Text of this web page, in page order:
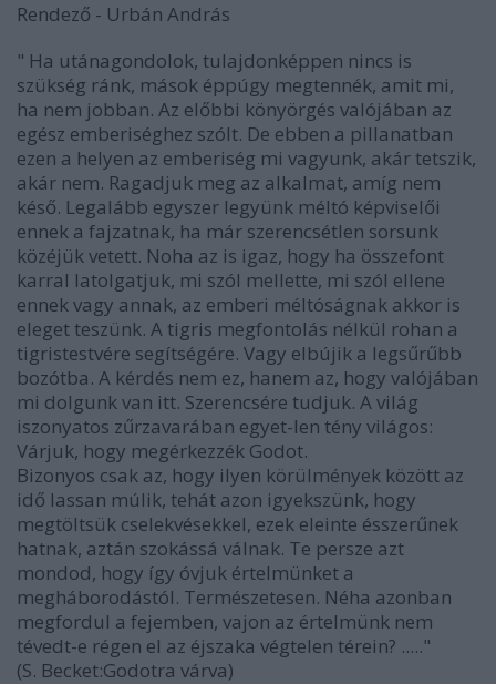
Rendező - Urbán András
" Ha utánagondolok, tulajdonképpen nincs is
szükség ránk, mások éppúgy megtennék, amit mi,
ha nem jobban. Az előbbi könyörgés valójában az
egész emberiséghez szólt. De ebben a pillanatban
ezen a helyen az emberiség mi vagyunk, akár tetszik,
akár nem. Ragadjuk meg az alkalmat, amíg nem
késő. Legalább egyszer legyünk méltó képviselői
ennek a fajzatnak, ha már szerencsétlen sorsunk
közéjük vetett. Noha az is igaz, hogy ha összefont
karral latolgatjuk, mi szól mellette, mi szól ellene
ennek vagy annak, az emberi méltóságnak akkor is
eleget teszünk. A tigris megfontolás nélkül rohan a
tigristestvére segítségére. Vagy elbújik a legsűrűbb
bozótba. A kérdés nem ez, hanem az, hogy valójában
mi dolgunk van itt. Szerencsére tudjuk. A világ
iszonyatos zűrzavarában egyet-len tény világos:
Várjuk, hogy megérkezzék Godot.
Bizonyos csak az, hogy ilyen körülmények között az
idő lassan múlik, tehát azon igyekszünk, hogy
megtöltsük cselekvésekkel, ezek eleinte ésszerűnek
hatnak, aztán szokássá válnak. Te persze azt
mondod, hogy így óvjuk értelmünket a
megháborodástól. Természetesen. Néha azonban
megfordul a fejemben, vajon az értelmünk nem
tévedt-e régen el az éjszaka végtelen térein? ....."
(S. Becket:Godotra várva)